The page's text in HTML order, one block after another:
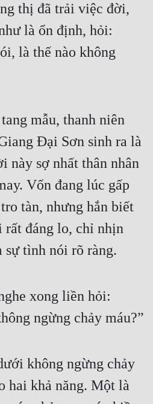
thị đã trải việc đời,
là ổn định, hỏi:
là thế nào không
mẫu, thanh niên
Đại Sơn sinh ra là
này sợ nhất thân nhân
Vốn đang lúc gấp
tàn, nhưng hắn biết
rất đáng lo, chỉ nhịn
sự tình nói rõ ràng.
xong liền hỏi:
ngừng chảy máu?”
không ngừng chảy
hai khả năng. Một là